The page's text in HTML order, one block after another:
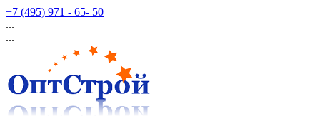
+7 (495) 971 - 65- 50
...
...